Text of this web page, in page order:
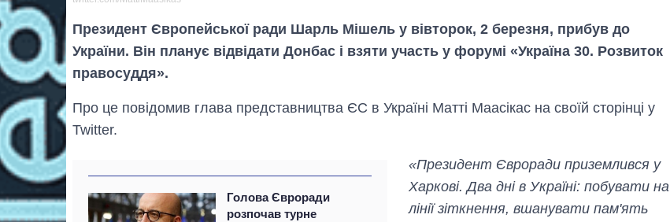
Президент Європейської ради Шарль Мішель у вівторок, 2 березня, прибув до
України. Він планує відвідати Донбас і взяти участь у форумі «Україна 30. Розвиток
правосуддя».
Про це повідомив глава представництва ЄС в Україні Матті Маасікас на своїй сторінці у
Twitter.
Голова Євроради
розпочав турне
«Президент Євроради приземлився у
Харкові. Два дні в Україні: побувати на
лінії зіткнення, вшанувати пам'ять